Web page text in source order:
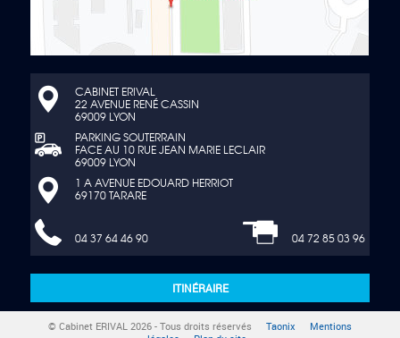
CABINET ERIVAL
22 AVENUE RENÉ CASSIN
69009 LYON
PARKING SOUTERRAIN
FACE AU 10 RUE JEAN MARIE LECLAIR
69009 LYON
1 A AVENUE EDOUARD HERRIOT
69170 TARARE
04 37 64 46 90 04 72 85 03 96
ITINÉRAIRE
© Cabinet ERIVAL 2026 - Tous droits réservés Taonix
Mentions